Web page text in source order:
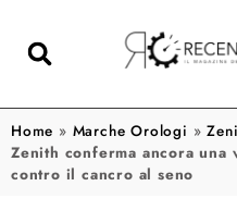
Home » Marche Orologi »
Zenith conferma ancora una
contro il cancro al seno